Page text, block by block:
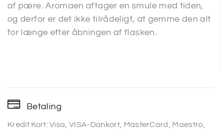
af pære. Aromaen aftager en smule med tiden,
og derfor er det ikke tilrådeligt, at gemme den alt
for længe efter åbningen af flasken.
Betaling
Kredit Kort: Visa, VISA-Dankort, MasterCard, Maestro,